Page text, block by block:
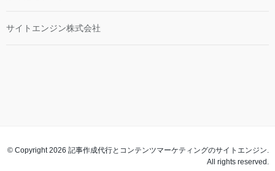
サイトエンジン株式会社
© Copyright 2026 記事作成代行とコンテンツマーケティングのサイトエンジン.
All rights reserved.